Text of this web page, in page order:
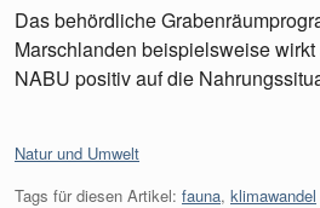
Das behördliche
Marschlanden beispielsweise
NABU positiv auf die
Kategorien:
Natur und Umwelt
Tags für diesen Artikel: fauna, klimawandel